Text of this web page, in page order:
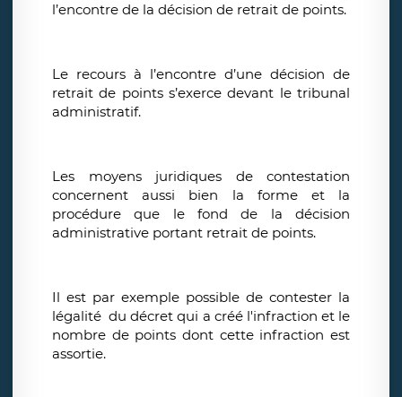
l’encontre de la décision de retrait de points.
Le recours à l’encontre d’une décision de
retrait de points s’exerce devant le tribunal
administratif.
Les moyens juridiques de contestation
concernent aussi bien la forme et la
procédure que le fond de la décision
administrative portant retrait de points.
Il est par exemple possible de contester la
légalité du décret qui a créé l'infraction et le
nombre de points dont cette infraction est
assortie.